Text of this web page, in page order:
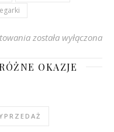
Biżuteria w kolorze
została wyłączona
OKAZJE